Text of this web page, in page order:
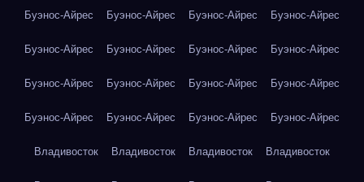
Буэнос-Айрес Буэнос-Айрес Буэнос-Айрес Буэнос-Айрес
Буэнос-Айрес Буэнос-Айрес Буэнос-Айрес Буэнос-Айрес
Буэнос-Айрес Буэнос-Айрес Буэнос-Айрес Буэнос-Айрес
Буэнос-Айрес Буэнос-Айрес Буэнос-Айрес Буэнос-Айрес
Владивосток Владивосток Владивосток Владивосток